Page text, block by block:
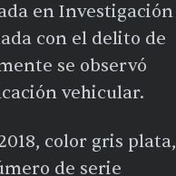
en Investigación
con el delito de
se observó
vehicular.
color gris plata,
de serie